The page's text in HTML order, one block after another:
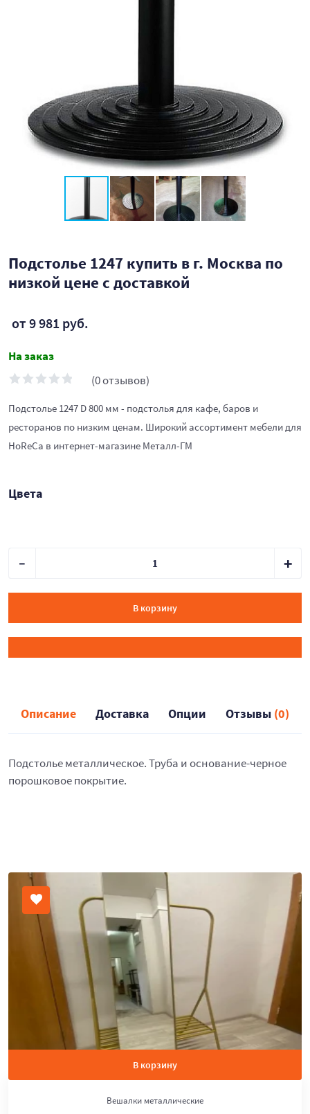
Подстолье 1247 купить в г. Москва по
низкой цене с доставкой
от 9 981 руб.
На заказ
(0 отзывов)
Подстолье 1247 D 800 мм - подстолья для кафе, баров и
ресторанов по низким ценам. Широкий ассортимент мебели для
HoReCa в интернет-магазине Металл-ГМ
Цвета
В корзину
Описание Доставка Опции Отзывы (0)
Подстолье металлическое. Труба и основание-черное
порошковое покрытие.
В корзину
Вешалки металлические